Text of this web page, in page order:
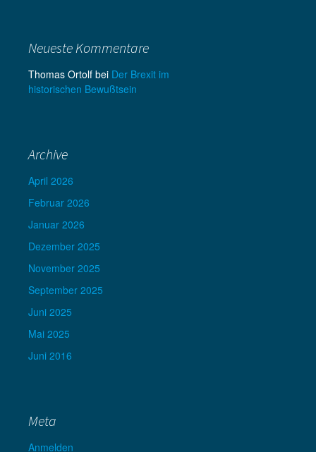
Neueste Kommentare
Thomas Ortolf bei Der Brexit im
historischen Bewußtsein
Archive
April 2026
Februar 2026
Januar 2026
Dezember 2025
November 2025
September 2025
Juni 2025
Mai 2025
Juni 2016
Meta
Anmelden